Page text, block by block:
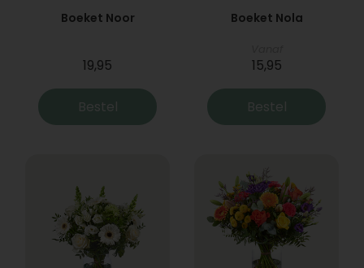
Boeket Noor
19,95
Bestel
Boeket Nola
15,95
Bestel